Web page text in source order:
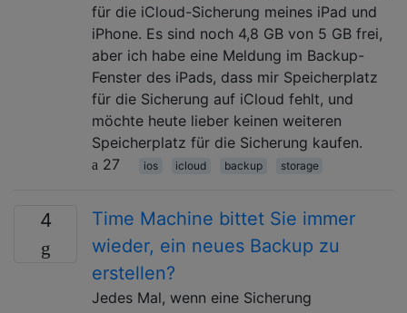
für die iCloud-Sicherung meines iPad und
iPhone. Es sind noch 4,8 GB von 5 GB frei,
aber ich habe eine Meldung im Backup-
Fenster des iPads, dass mir Speicherplatz
für die Sicherung auf iCloud fehlt, und
möchte heute lieber keinen weiteren
Speicherplatz für die Sicherung kaufen.
27
ios icloud backup storage
4
Time Machine bittet Sie immer
wieder, ein neues Backup zu
erstellen?
Jedes Mal, wenn eine Sicherung